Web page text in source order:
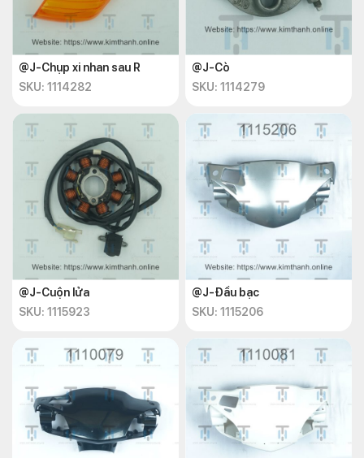
@J-Chụp xi nhan sau R
SKU: 1114282
@J-Cò
SKU: 1114279
@J-Cuộn lửa
SKU: 1115923
@J-Đầu bạc
SKU: 1115206